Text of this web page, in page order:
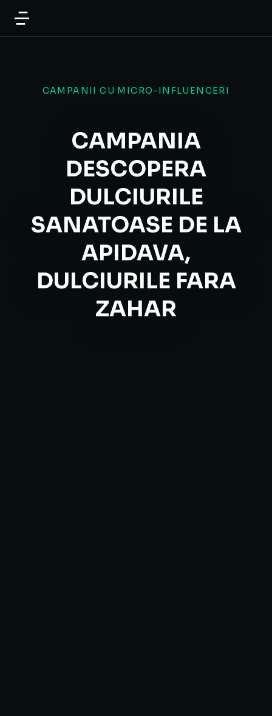
CAMPANII CU MICRO-INFLUENCERI
CAMPANIA
DESCOPERA
DULCIURILE
SANATOASE DE LA
APIDAVA,
DULCIURILE FARA
ZAHAR